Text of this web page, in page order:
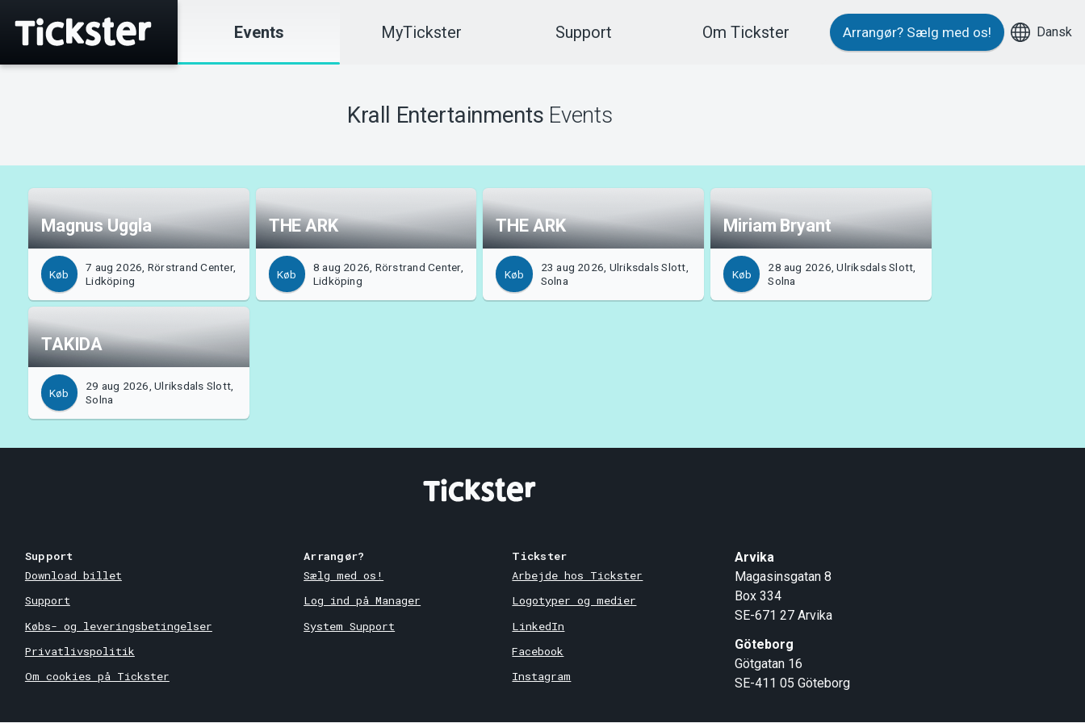
Events MyTickster Support Om Tickster Arrangør? Sælg med os! Dansk
Krall Entertainments Events
Magnus Uggla
Køb
7 aug 2026, Rörstrand Center,
Lidköping
THE ARK
Køb
8 aug 2026, Rörstrand Center,
Lidköping
THE ARK
Køb
23 aug 2026, Ulriksdals Slott,
Solna
Miriam Bryant
Køb
28 aug 2026, Ulriksdals Slott,
Solna
TAKIDA
Køb
29 aug 2026, Ulriksdals Slott,
Solna
Support
Download billet
Support
Købs- og leveringsbetingelser
Privatlivspolitik
Om cookies på Tickster
Arrangør?
Sælg med os!
Log ind på Manager
System Support
Tickster
Arbejde hos Tickster
Logotyper og medier
LinkedIn
Facebook
Instagram
Arvika
Magasinsgatan 8
Box 334
SE-671 27 Arvika
Göteborg
Götgatan 16
SE-411 05 Göteborg